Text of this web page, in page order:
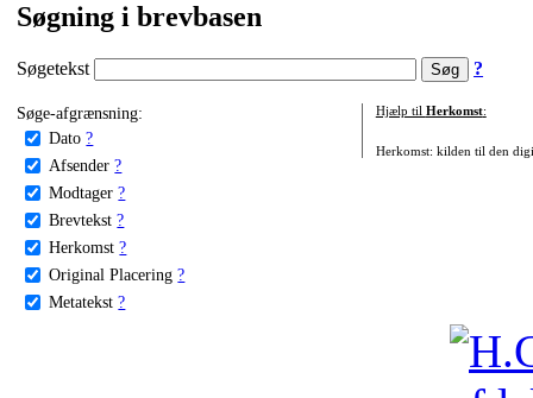
Søgning i brevbasen
Søgetekst ?
Søge-afgrænsning:
Dato ?
Afsender ?
Modtager ?
Brevtekst ?
Herkomst ?
Original Placering ?
Metatekst ?
Hjælp til Herkomst:
Herkomst: kilden til den